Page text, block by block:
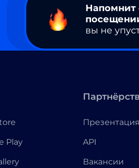
Напомнит
вы не
Play
Презентация
API
Вакансии